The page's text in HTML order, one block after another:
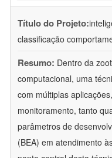
Título do Projeto:
classificação
Resumo: Dentro da
computacional, uma
com múltiplas
monitoramento, tanto
parâmetros de
(BEA) em atendimento